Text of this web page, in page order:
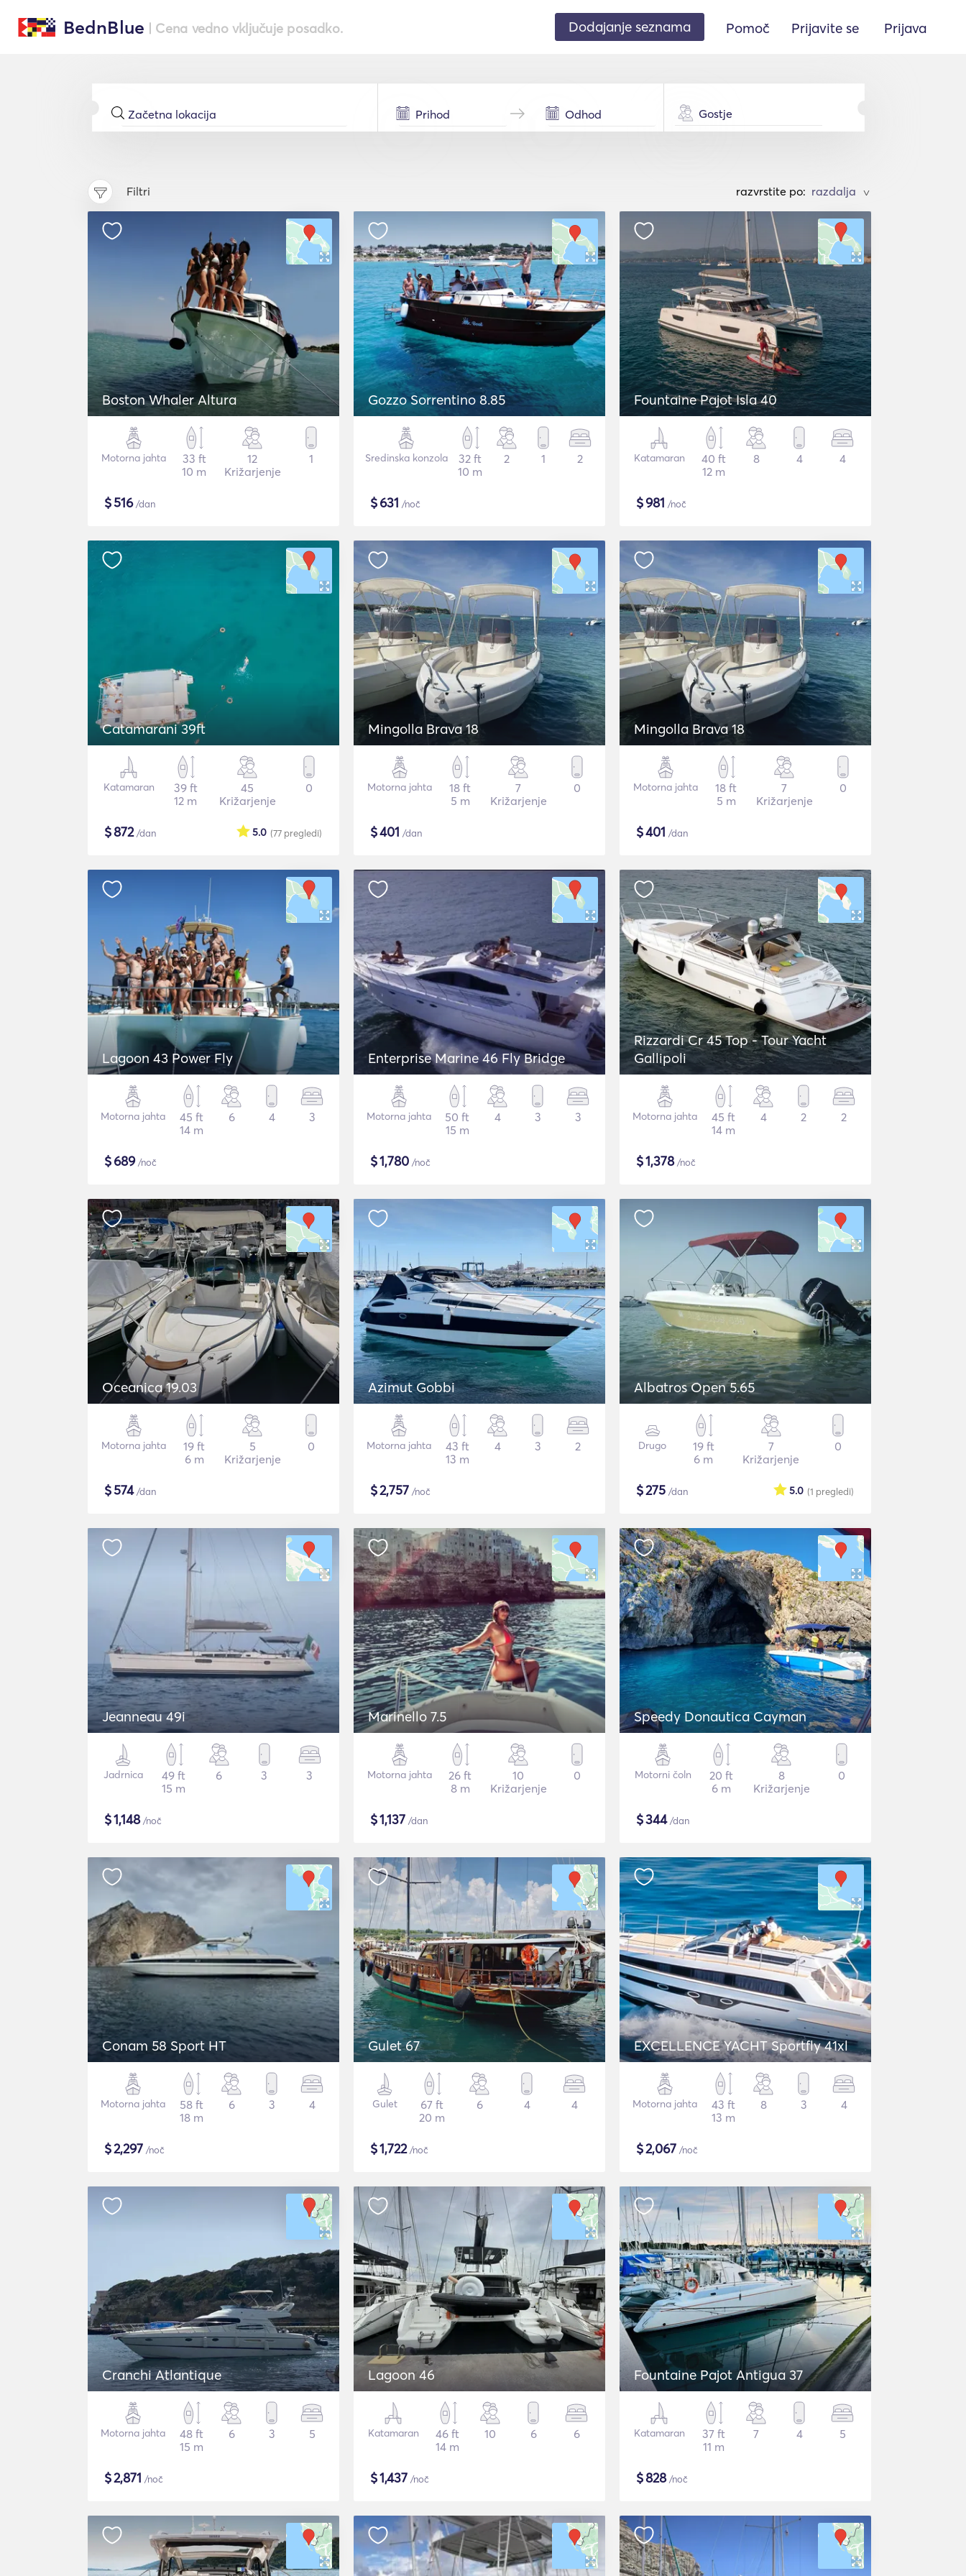
BednBlue | Cena vedno vključuje posadko. Dodajanje seznama Pomoč Prijavite se Prijava
Gostje
Filtri razvrstite po: >
Boston Whaler Altura
Motorna jahta
33 ft
10 m
12
Križarjenje
1
$516/dan
Gozzo Sorrentino 8.85
Sredinska konzola
32 ft
10 m
2 1 2
$631 /noč
Fountaine Pajot Isla 40
Katamaran
40 ft
12 m
8 4 4
$981 /noč
Catamarani 39ft
Katamaran
39 ft
12 m
45
Križarjenje
0
$872/dan (77 pregledi)
5.0
Mingolla Brava 18
Motorna jahta
18 ft
5 m
7
Križarjenje
0
$401 /dan
Mingolla Brava 18
Motorna jahta
18 ft
5 m
7
Križarjenje
0
$401 /dan
Lagoon 43 Power Fly
Motorna jahta
45 ft
14 m
6 4 3
$689/noč
Enterprise Marine 46 Fly Bridge
Motorna jahta
50 ft
15 m
4 3 3
$1,780 /noč
Rizzardi Cr 45 Top - Tour Yacht
Gallipoli
Motorna jahta
45 ft
14 m
4 2 2
$1,378/noč
Oceanica 19.03
Motorna jahta
19 ft
6 m
5
Križarjenje
0
$574/dan
Azimut Gobbi
Motorna jahta
43 ft
13 m
4 3 2
$2,757 /noč
Albatros Open 5.65
Drugo
19 ft
6 m
7
Križarjenje
0
$275 /dan (1 pregledi)
5.0
Jeanneau 49i
Jadrnica
49 ft
15 m
6 3 3
$1,148/noč
Marinello 7.5
Motorna jahta
26 ft
8 m
10
Križarjenje
0
$1,137 /dan
Speedy Donautica Cayman
Motorni čoln
20 ft
6 m
8
Križarjenje
0
$344/dan
Conam 58 Sport HT
Motorna jahta
58 ft
18 m
6 3 4
$2,297 /noč
Gulet 67
Gulet
67 ft
20 m
6 4 4
$1,722/noč
EXCELLENCE YACHT Sportfly 41xl
Motorna jahta
43 ft
13 m
8 3 4
$2,067 /noč
Cranchi Atlantique
Motorna jahta
48 ft
15 m
6 3 5
$2,871 /noč
Lagoon 46
Katamaran
46 ft
14 m
10 6 6
$1,437 /noč
Fountaine Pajot Antigua 37
Katamaran
37 ft
11 m
7 4 5
$828/noč